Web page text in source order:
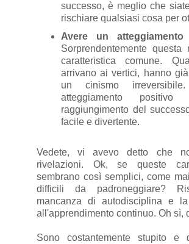
successo, è meglio che
rischiare qualsiasi cosa per
Avere un atteggiamento
Sorprendentemente
caratteristica comune.
arrivano ai vertici, hanno
un cinismo
atteggiamento
raggiungimento del
facile e divertente.
Vedete, vi avevo detto che
rivelazioni. Ok, se queste
sembrano così semplici, come
difficili da padroneggiare?
mancanza di autodisciplina e
all'apprendimento continuo. Oh sì,
Sono costantemente stupito e